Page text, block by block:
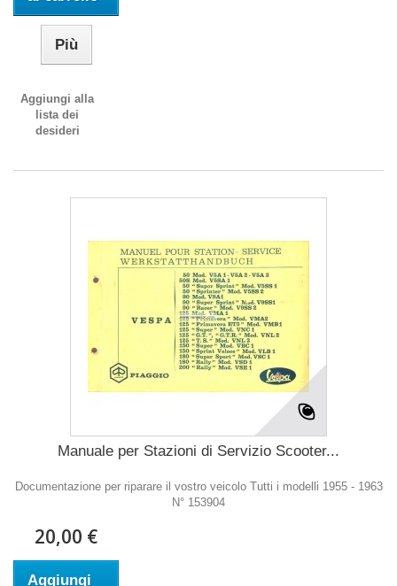
Più
Aggiungi alla
lista dei
desideri
Manuale per Stazioni di Servizio Scooter...
Documentazione per riparare il vostro veicolo Tutti i modelli 1955 - 1963
N° 153904
20,00 €
Aggiungi